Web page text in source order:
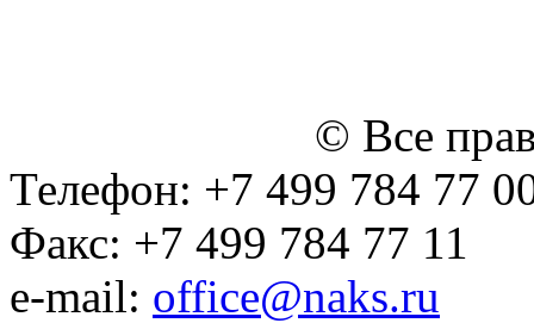
© Все
Телефон: +7 499 784 77
Факс: +7 499 784 77 11
e-mail: office@naks.ru